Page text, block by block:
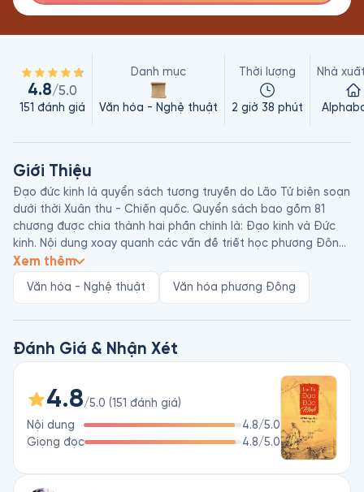
4.8/5.0
151 đánh giá
Danh mục
Văn hóa - Nghệ thuật
Thời lượng
2 giờ 38 phút
Nhà
Giới Thiệu
Đạo đức kinh là quyển sách tương truyền do Lão Tử biên soạn
dưới thời Xuân thu - Chiến quốc. Quyển sách bao gồm 81
chương được chia thành hai phần chính là: Đạo kinh và Đức
kinh. Nội dung xoay quanh các vấn đề triết học phương Đông
như "Đạo", "Đức", "Vô vi" và "Phản phục".
Phiên bản Đạo đức kinh này dựa trên văn bản cổ nhất khai
Xem thêm
Văn hóa - Nghệ thuật Văn hóa phương Đông
Đánh Giá & Nhận Xét
4.8/5.0 (151 đánh giá)
Nội dung
4.8/5.0
Giọng đọc
4.8/5.0